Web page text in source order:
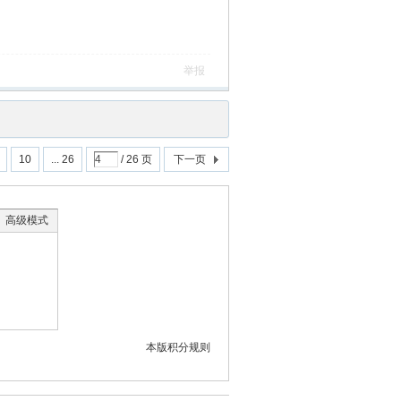
举报
10 ... 26 / 26 页 下一页
高级模式
本版积分规则